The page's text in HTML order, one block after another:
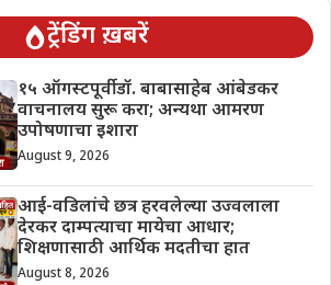
ट्रेंडिंग ख़बरें
१५ ऑगस्टपूर्वी डॉ. बाबासाहेब आंबेडकर
वाचनालय सुरू करा; अन्यथा आमरण
उपोषणाचा इशारा
August 9, 2026
आई-वडिलांचे छत्र हरवलेल्या उज्वलाला
देरकर दाम्पत्याचा मायेचा आधार;
शिक्षणासाठी आर्थिक मदतीचा हात
August 8, 2026